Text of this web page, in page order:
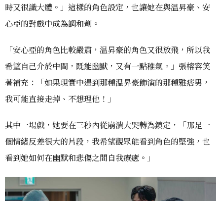
時又很識大體。」這樣的角色設定，也讓她在與温昇豪、安
心亞的對戲中成為調和劑。
「安心亞的角色比較嚴肅，温昇豪的角色又很放飛，所以我
希望自己介於中間，既能幽默，又有一點稚氣。」張榕容笑
著補充：「如果現實中遇到那種温昇豪飾演的那種雅痞男，
我可能直接走掉、不想理他！」
其中一場戲，她要在三秒內從崩潰大哭轉為鎮定，「那是一
個情緒反差很大的片段，我希望觀眾能看到角色的堅強，也
看到她如何在幽默和悲傷之間自我療癒。」